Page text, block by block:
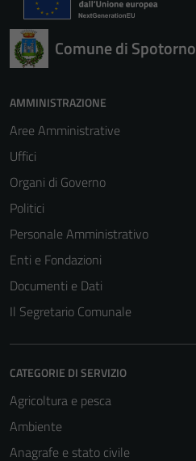
Comune di Spotorno
AMMINISTRAZIONE
Aree Amministrative
Uffici
Organi di Governo
Politici
Personale Amministrativo
Enti e Fondazioni
Documenti e Dati
Il Segretario Comunale
CATEGORIE DI SERVIZIO
Agricoltura e pesca
Ambiente
Anagrafe e stato civile